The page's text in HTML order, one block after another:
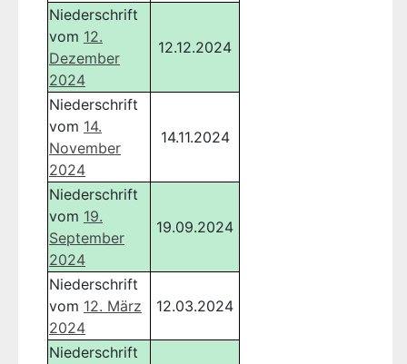
Niederschrift
vom 12.
Dezember
2024
12.12.2024
Niederschrift
vom 14.
November
2024
14.11.2024
Niederschrift
vom 19.
September
2024
19.09.2024
Niederschrift
vom 12. März
2024
12.03.2024
Niederschrift